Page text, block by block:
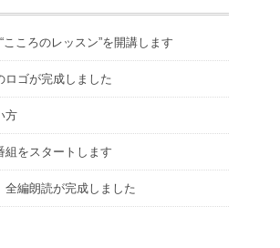
こころのレッスン”を開講します
ロゴが完成しました
方
組をスタートします
全編朗読が完成しました